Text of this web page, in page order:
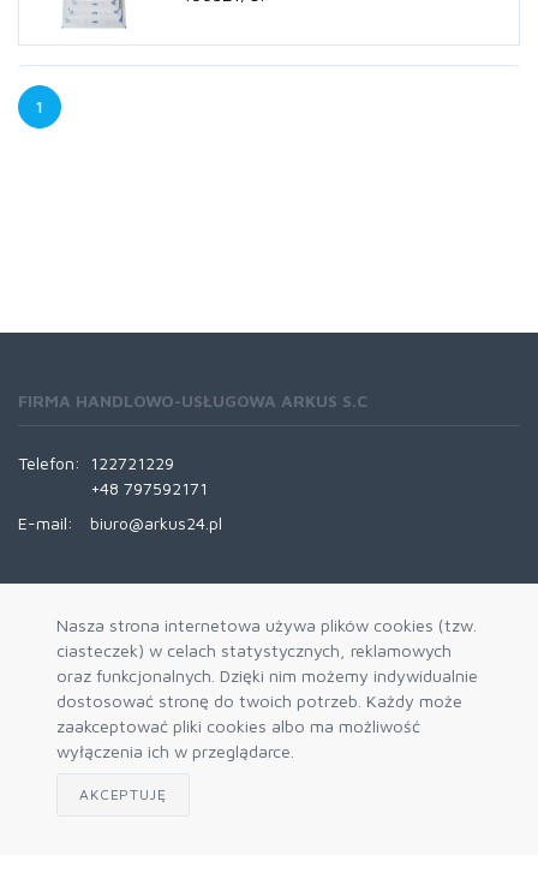
Nasza strona internetowa używa plików cookies (tzw.
ciasteczek) w celach statystycznych, reklamowych
oraz funkcjonalnych. Dzięki nim możemy indywidualnie
dostosować stronę do twoich potrzeb. Każdy może
zaakceptować pliki cookies albo ma możliwość
wyłączenia ich w przeglądarce.
AKCEPTUJĘ
1
FIRMA HANDLOWO-USŁUGOWA ARKUS S.C
Telefon:
122721229
+48 797592171
E-mail:
biuro@arkus24.pl
Kontakt
Trasy Dostaw
REGULAMINY
Regulamin